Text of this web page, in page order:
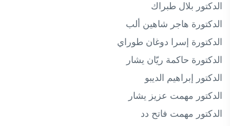
الدكتور بلال طبراك
الدكتورة هاجر شاهين ألب
الدكتورة إسرا دوغان طوراي
الدكتورة حاكمة ريّان يشار
الدكتور إبراهيم الديبو
الدكتور مهمت عزيز يشار
الدكتور مهمت فاتح دد